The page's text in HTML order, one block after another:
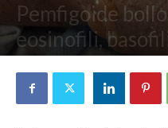
Pemfigoide
eosinofili,